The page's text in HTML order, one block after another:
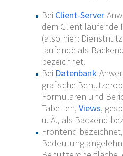
Bei Client-Server-
dem Client laufende
(also hier:
laufende als
bezeichnet.
Bei Datenbank-
grafische
Formularen und
Tabellen, Views,
u. Ä., als Backend
Frontend
Bedeutung